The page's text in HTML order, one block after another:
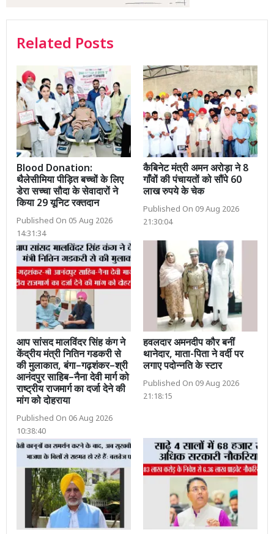
Related Posts
Blood Donation:
थैलेसीमिया पीड़ित बच्चों के लिए
डेरा सच्चा सौदा के सेवादारों ने
किया 29 यूनिट रक्तदान
Published On 05 Aug 2026
14:31:34
कैबिनेट मंत्री अमन अरोड़ा ने 8
गाँवों की पंचायतों को सौंपे 60
लाख रुपये के चेक
Published On 09 Aug 2026
21:30:04
आप सांसद मालविंदर सिंह कंग ने
केंद्रीय मंत्री नितिन गडकरी से
की मुलाकात, बंगा–गढ़शंकर–श्री
आनंदपुर साहिब–नैना देवी मार्ग को
राष्ट्रीय राजमार्ग का दर्जा देने की
मांग को दोहराया
Published On 06 Aug 2026
10:38:40
हवलदार अमनदीप कौर बनीं
थानेदार, माता-पिता ने वर्दी पर
लगाए पदोन्नति के स्टार
Published On 09 Aug 2026
21:18:15